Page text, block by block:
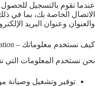
عندما تقوم بالتسجيل
الاتصال الخاصة بك، بما في
والعنوان وعنوان البريد
كيف نستخدم معلوماتك – How we use your information
نحن نستخدم المعلومات التي
توفير وتشغيل وصيانة